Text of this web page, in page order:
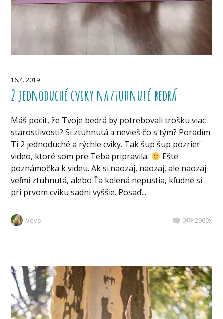
16.4. 2019
2 jednoduché cviky na ztuhnuté bedrá
Máš pocit, že Tvoje bedrá by potrebovali trošku viac
starostlivosti? Si ztuhnutá a nevieš čo s tým? Poradím
Ti 2 jednoduché a rýchle cviky. Tak šup šup pozrieť
video, ktoré som pre Teba pripravila.
Ešte
poznámočka k videu. Ak si naozaj, naozaj, ale naozaj
veľmi ztuhnutá, alebo Ťa kolená nepustia, kľudne si
pri prvom cviku sadni vyššie. Posaď...
Veve 0 2969x